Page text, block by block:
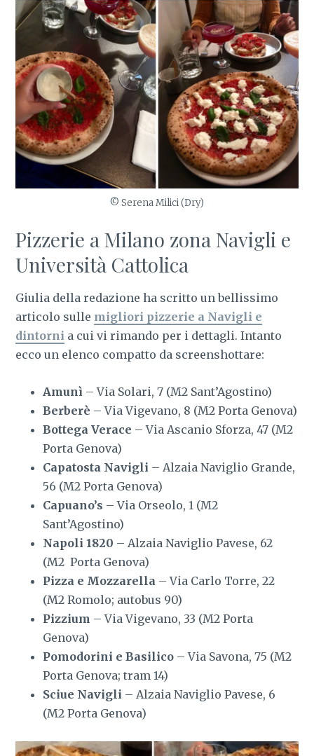
© Serena Milici (Dry)
Pizzerie a Milano zona Navigli e
Università Cattolica
Giulia della redazione ha scritto un bellissimo
articolo sulle migliori pizzerie a Navigli e
dintorni a cui vi rimando per i dettagli. Intanto
ecco un elenco compatto da screenshottare:
Amunì – Via Solari, 7 (M2 Sant’Agostino)
Berberè – Via Vigevano, 8 (M2 Porta Genova)
Bottega Verace – Via Ascanio Sforza, 47 (M2
Porta Genova)
Capatosta Navigli – Alzaia Naviglio Grande,
56 (M2 Porta Genova)
Capuano’s – Via Orseolo, 1 (M2
Sant’Agostino)
Napoli 1820 – Alzaia Naviglio Pavese, 62
(M2 Porta Genova)
Pizza e Mozzarella – Via Carlo Torre, 22
(M2 Romolo; autobus 90)
Pizzium – Via Vigevano, 33 (M2 Porta
Genova)
Pomodorini e Basilico– Via Savona, 75 (M2
Porta Genova; tram 14)
Sciue Navigli – Alzaia Naviglio Pavese, 6
(M2 Porta Genova)